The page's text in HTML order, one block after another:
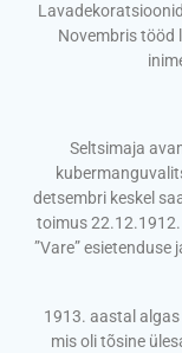
Novembris tööd
Seltsimaja
detsembri keskel
toimus
”Vare”
1913. aastal
mis oli tõsine